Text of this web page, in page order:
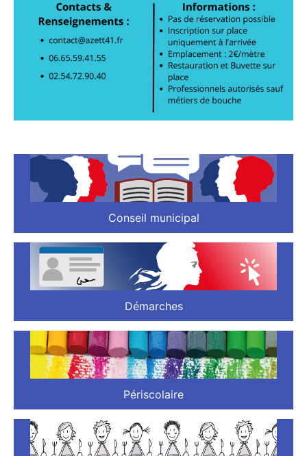
Conseil municipal
Démarches
Périscolaire